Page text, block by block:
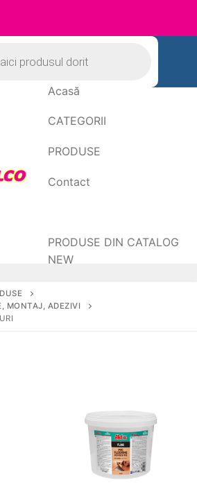
Acasă
CATEGORII
PRODUSE
Contact
PRODUSE DIN CATALOG
NEW
MONTAJ, ADEZIVI